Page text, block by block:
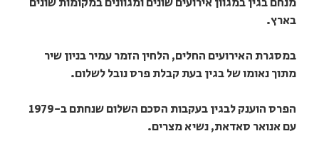
בארץ.
במסגרת האירועים החלים, הלחין הזמר עמיר בניון שיר
מתוך נאומו של בגין בעת קבלת פרס נובל לשלום.
הפרס הוענק לבגין בעקבות הסכם השלום שנחתם ב-1979
עם אנואר סאדאת, נשיא מצרים.